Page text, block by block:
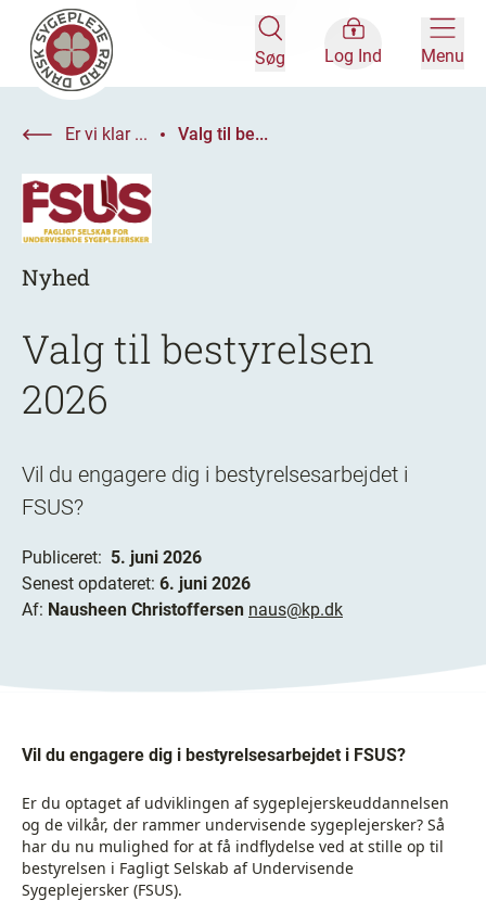
Søg Log Ind Menu
Er vi klar ... Valg til be...
Nyhed
Valg til bestyrelsen
2026
Vil du engagere dig i bestyrelsesarbejdet i
FSUS?
Publiceret: 5. juni 2026
Senest opdateret: 6. juni 2026
Af: Nausheen Christoffersen naus@kp.dk
Vil du engagere dig i bestyrelsesarbejdet i FSUS?
Er du optaget af udviklingen af sygeplejerskeuddannelsen
og de vilkår, der rammer undervisende sygeplejersker? Så
har du nu mulighed for at få indflydelse ved at stille op til
bestyrelsen i Fagligt Selskab af Undervisende
Sygeplejersker (FSUS).